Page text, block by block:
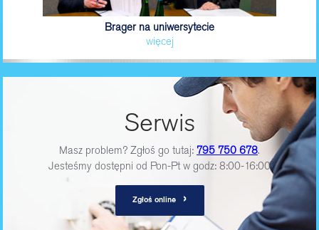
Brager na uniwersytecie
więcej
Serwis
Masz problem? Zgłoś go tutaj: 795 750 678.
Jesteśmy dostępni od Pon-Pt w godz: 8:00-16:00
Zgłoś online ›